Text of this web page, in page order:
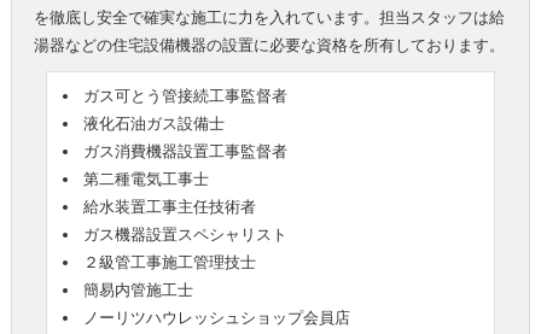
を徹底し安全で確実な施工に力を入れています。担当スタッフは給
湯器などの住宅設備機器の設置に必要な資格を所有しております。
ガス可とう管接続工事監督者
液化石油ガス設備士
ガス消費機器設置工事監督者
第二種電気工事士
給水装置工事主任技術者
ガス機器設置スペシャリスト
２級管工事施工管理技士
簡易内管施工士
ノーリツハウレッシュショップ会員店